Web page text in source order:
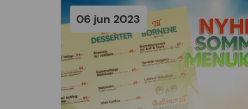
06 jun 2023